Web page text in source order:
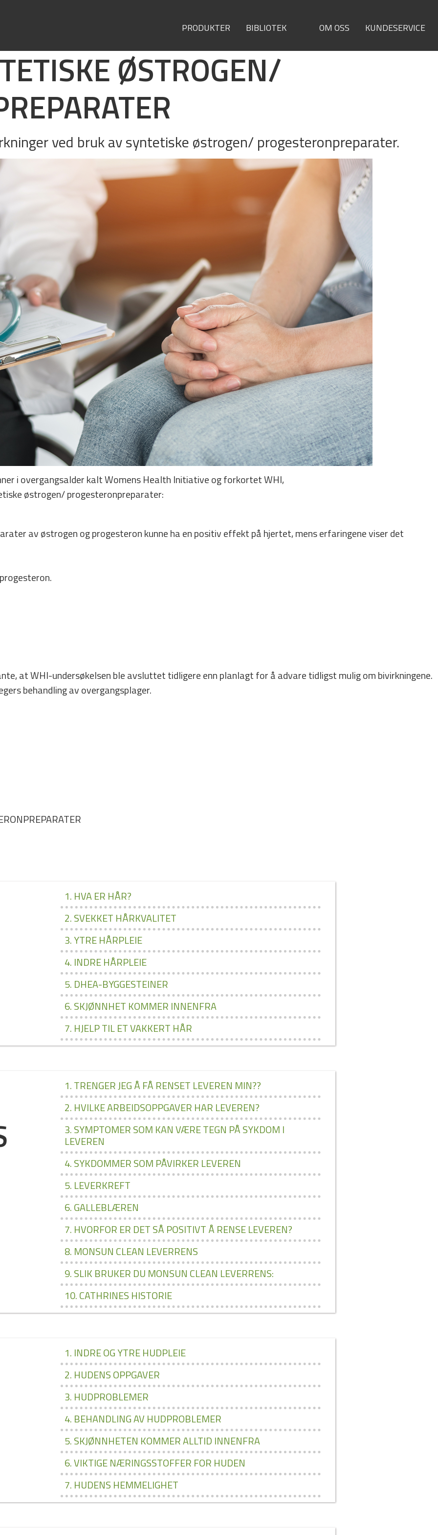
PRODUKTER BIBLIOTEK OM OSS KUNDESERVICE
ØSTROGEN/
ved bruk av syntetiske østrogen/ progesteron­preparater.
i overgangsalder kalt Womens Health Initiative og forkortet WHI,
østrogen/ progesteron­preparater:
av østrogen og progesteron kunne ha en positiv effekt på hjertet, mens erfaringene viser det
at WHI-­undersøkelsen ble avsluttet tidligere enn planlagt for å advare tidligst mulig om bivirkningene.
behandling av overgangsplager.
1. HVA ER HÅR?
2. SVEKKET HÅRKVALITET
3. YTRE HÅRPLEIE
4. INDRE HÅRPLEIE
5. DHEA­-BYGGESTEINER
6. SKJØNNHET KOMMER INNENFRA
7. HJELP TIL ET VAKKERT HÅR
1. TRENGER JEG Å FÅ RENSET LEVEREN MIN??
2. HVILKE ARBEIDSOPPGAVER HAR LEVEREN?
3. SYMPTOMER SOM KAN VÆRE TEGN PÅ SYKDOM I
LEVEREN
4. SYKDOMMER SOM PÅVIRKER LEVEREN
5. LEVERKREFT
6. GALLEBLÆREN
7. HVORFOR ER DET SÅ POSITIVT Å RENSE LEVEREN?
8. MONSUN CLEAN LEVERRENS
9. SLIK BRUKER DU MONSUN CLEAN LEVERRENS:
10. CATHRINES HISTORIE
1. INDRE OG YTRE HUDPLEIE
2. HUDENS OPPGAVER
3. HUDPROBLEMER
4. BEHANDLING AV HUDPROBLEMER
5. SKJØNNHETEN KOMMER ALLTID INNENFRA
6. VIKTIGE NÆRINGSSTOFFER FOR HUDEN
7. HUDENS HEMMELIGHET